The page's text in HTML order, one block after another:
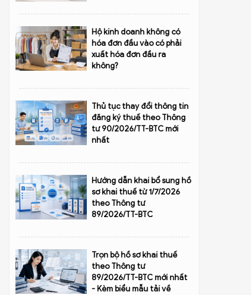
Hộ kinh doanh không có
hóa đơn đầu vào có phải
xuất hóa đơn đầu ra
không?
Thủ tục thay đổi thông tin
đăng ký thuế theo Thông
tư 90/2026/TT-BTC mới
nhất
Hướng dẫn khai bổ sung hồ
sơ khai thuế từ 1/7/2026
theo Thông tư
89/2026/TT-BTC
Trọn bộ hồ sơ khai thuế
theo Thông tư
89/2026/TT-BTC mới nhất
- Kèm biểu mẫu tải về